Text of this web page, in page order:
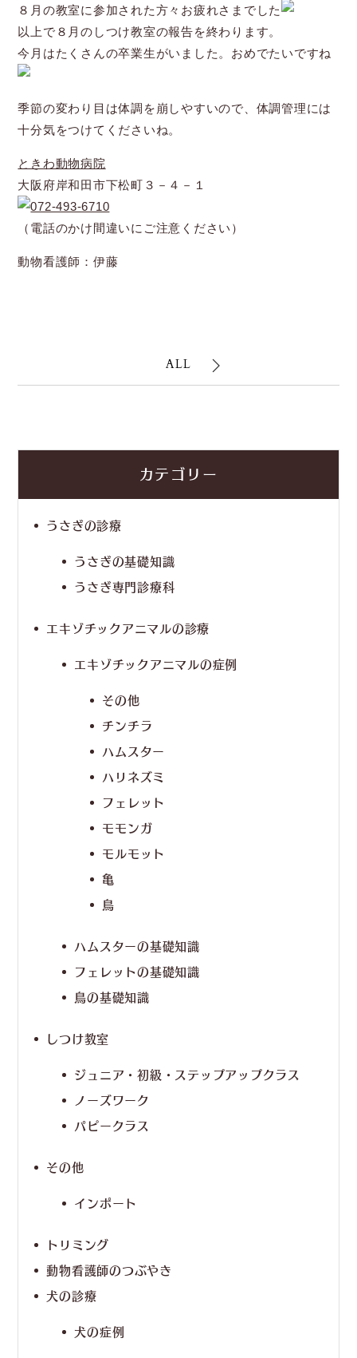
８月の教室に参加された方々お疲れさまでした
以上で８月のしつけ教室の報告を終わります。
今月はたくさんの卒業生がいました。おめでたいですね
季節の変わり目は体調を崩しやすいので、体調管理には
十分気をつけてくださいね。
ときわ動物病院
大阪府岸和田市下松町３－４－１
072-493-6710
（電話のかけ間違いにご注意ください）
動物看護師：伊藤
ALL
カテゴリー
うさぎの診療
うさぎの基礎知識
うさぎ専門診療科
エキゾチックアニマルの診療
エキゾチックアニマルの症例
その他
チンチラ
ハムスター
ハリネズミ
フェレット
モモンガ
モルモット
亀
鳥
ハムスターの基礎知識
フェレットの基礎知識
鳥の基礎知識
しつけ教室
ジュニア・初級・ステップアップクラス
ノーズワーク
パピークラス
その他
インポート
トリミング
動物看護師のつぶやき
犬の診療
犬の症例